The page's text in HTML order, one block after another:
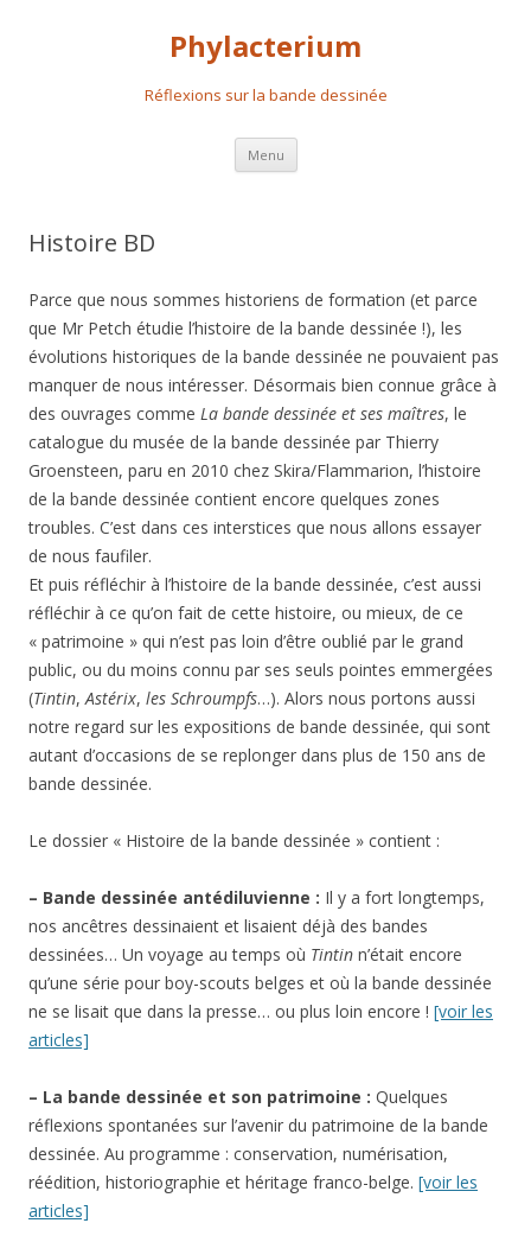
Phylacterium
Réflexions sur la bande dessinée
Menu Aller
contenu
Histoire BD
Parce que nous sommes historiens de formation (et parce
que Mr Petch étudie l’histoire de la bande dessinée !), les
évolutions historiques de la bande dessinée ne pouvaient pas
manquer de nous intéresser. Désormais bien connue grâce à
des ouvrages comme La bande dessinée et ses maîtres, le
catalogue du musée de la bande dessinée par Thierry
Groensteen, paru en 2010 chez Skira/Flammarion, l’histoire
de la bande dessinée contient encore quelques zones
troubles. C’est dans ces interstices que nous allons essayer
de nous faufiler.
Et puis réfléchir à l’histoire de la bande dessinée, c’est aussi
réfléchir à ce qu’on fait de cette histoire, ou mieux, de ce
« patrimoine » qui n’est pas loin d’être oublié par le grand
public, ou du moins connu par ses seuls pointes emmergées
(Tintin,Astérix, les Schroumpfs…). Alors nous portons aussi
notre regard sur les expositions de bande dessinée, qui sont
autant d’occasions de se replonger dans plus de 150 ans de
bande dessinée.
Le dossier « Histoire de la bande dessinée » contient :
– Bande dessinée antédiluvienne : Il y a fort longtemps,
nos ancêtres dessinaient et lisaient déjà des bandes
dessinées… Un voyage au temps où Tintin n’était encore
qu’une série pour boy-scouts belges et où la bande dessinée
ne se lisait que dans la presse… ou plus loin encore ! [voir les
articles]
– La bande dessinée et son patrimoine : Quelques
réflexions spontanées sur l’avenir du patrimoine de la bande
dessinée. Au programme : conservation, numérisation,
réédition, historiographie et héritage franco-belge. [voir les
articles]